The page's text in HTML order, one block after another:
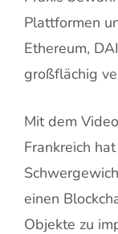
Plattformen
Ethereum,
großflächig
Mit dem
Frankreich
einen
Objekte zu